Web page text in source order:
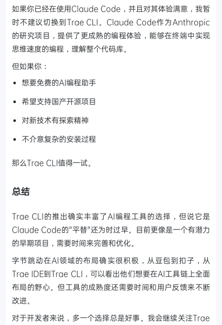
如果你已经在使用Claude Code，并且对其体验满意，我暂
时不建议切换到Trae CLI。Claude Code作为Anthropic
的研究项目，提供了更成熟的编程体验，能够在终端中实现
思维速度的编程，理解整个代码库。
但如果你：
想要免费的AI编程助手
希望支持国产开源项目
对新技术有探索精神
不介意复杂的安装过程
那么Trae CLI值得一试。
总结
Trae CLI的推出确实丰富了AI编程工具的选择，但说它是
Claude Code的"平替"还为时过早。目前更像是一个有潜力
的早期项目，需要时间来完善和优化。
字节跳动在AI领域的布局确实很积极，从豆包到扣子，从
Trae IDE到Trae CLI，可以看出他们想要在AI工具链上全面
布局的野心。但工具的成熟度还需要时间和用户反馈来不断
改进。
对于开发者来说，多一个选择总是好事。我会继续关注Trae